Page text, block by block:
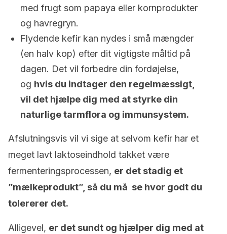
med frugt som papaya eller kornprodukter
og havregryn.
Flydende kefir kan nydes i små mængder
(en halv kop) efter dit vigtigste måltid på
dagen. Det vil forbedre din fordøjelse,
og hvis du indtager den regelmæssigt,
vil det hjælpe dig med at styrke din
naturlige tarmflora og immunsystem.
Afslutningsvis vil vi sige at selvom kefir har et
meget lavt laktoseindhold takket være
fermenteringsprocessen, er det stadig et
”mælkeprodukt”, så du må se hvor godt du
tolererer det.
Alligevel, er det sundt og hjælper dig med at